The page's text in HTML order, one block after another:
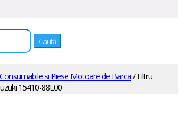
Consumabile si Piese Motoare de Barca/ Filtru
15410-88L00